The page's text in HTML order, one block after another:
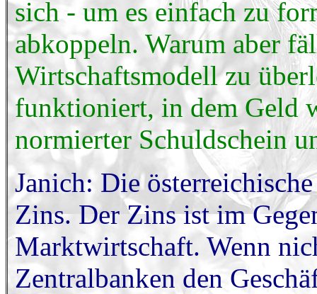
sich - um es einfach zu
abkoppeln. Warum aber
Wirtschaftsmodell zu
funktioniert, in dem Geld
normierter Schuldschein
Janich: Die
Zins. Der Zins ist im
Marktwirtschaft. Wenn
Zentralbanken den